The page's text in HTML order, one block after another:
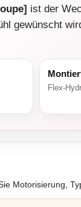
ist der
gewünscht
Flex-
Motorisierung,